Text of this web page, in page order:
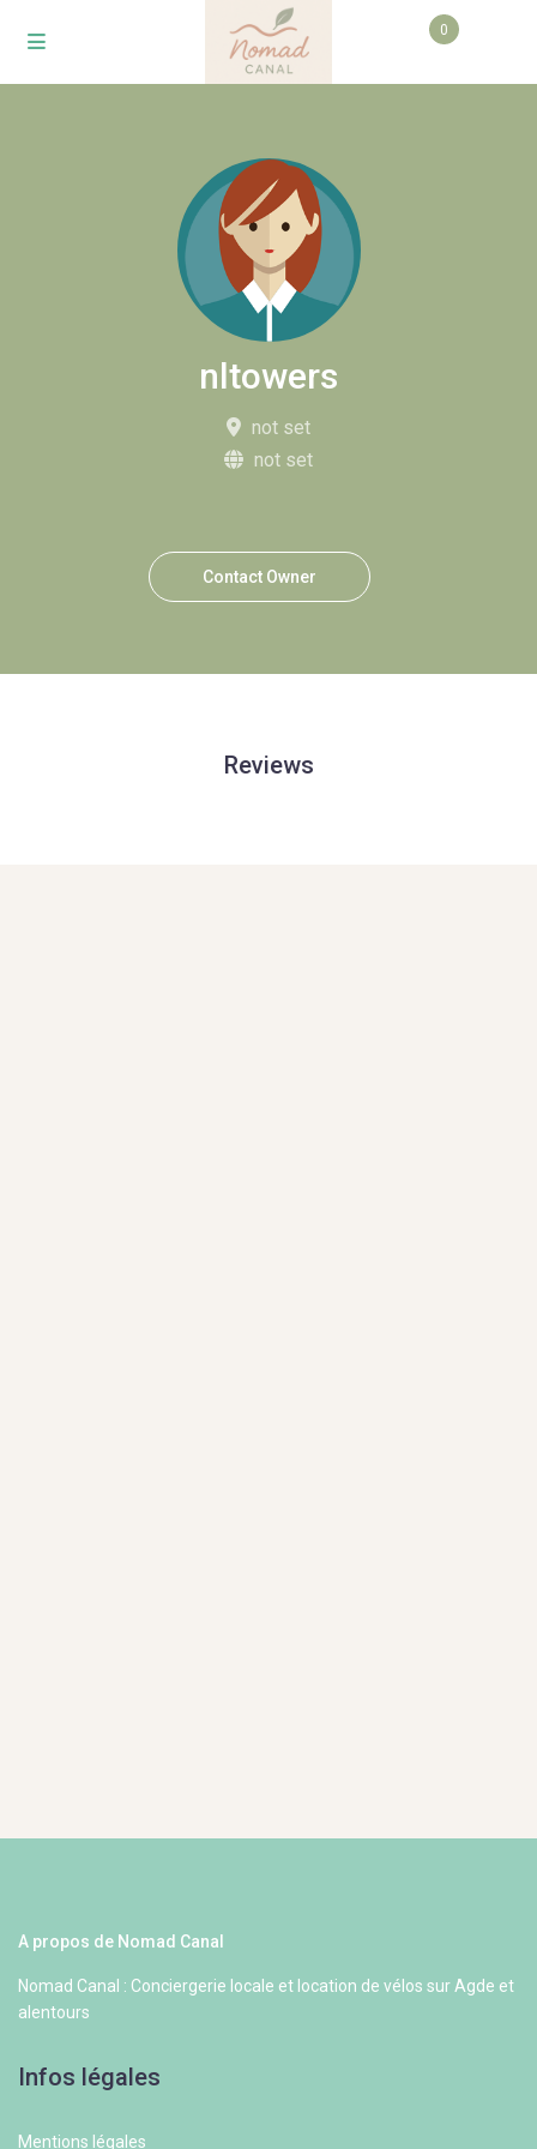
0
nltowers
not set
not set
Contact Owner
Reviews
A propos de Nomad Canal
Nomad Canal : Conciergerie locale et location de vélos sur Agde et
alentours
Infos légales
Mentions légales